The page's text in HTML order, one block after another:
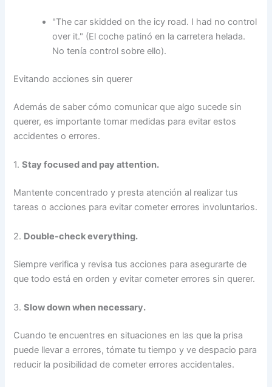
"The car skidded on the icy road. I had no control
over it." (El coche patinó en la carretera helada.
No tenía control sobre ello).
Evitando acciones sin querer
Además de saber cómo comunicar que algo sucede sin
querer, es importante tomar medidas para evitar estos
accidentes o errores.
1.Stay focused and pay attention.
Mantente concentrado y presta atención al realizar tus
tareas o acciones para evitar cometer errores involuntarios.
2. Double-check everything.
Siempre verifica y revisa tus acciones para asegurarte de
que todo está en orden y evitar cometer errores sin querer.
3.Slow down when necessary.
Cuando te encuentres en situaciones en las que la prisa
puede llevar a errores, tómate tu tiempo y ve despacio para
reducir la posibilidad de cometer errores accidentales.